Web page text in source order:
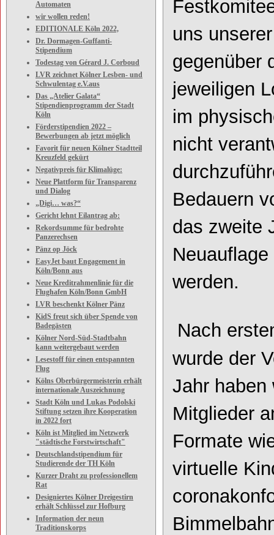
Automaten
wir wollen reden!
EDITIONALE Köln 2022,
Dr. Dormagen-Guffanti-
Stipendium
Todestag von Gérard J. Corboud
LVR zeichnet Kölner Lesben- und
Schwulentag e.V.aus
Das „Atelier Galata“
Stipendienprogramm der Stadt
Köln
Förderstipendien 2022 –
Bewerbungen ab jetzt möglich
Favorit für neuen Kölner Stadtteil
Kreuzfeld gekürt
Negativpreis für Klimalüge:
Neue Plattform für Transparenz
und Dialog
„Digi… was?“
Gericht lehnt Eilantrag ab:
Rekordsumme für bedrohte
Panzerechsen
Pänz op Jöck
EasyJet baut Engagement in
Köln/Bonn aus
Neue Kreditrahmenlinie für die
Flughafen Köln/Bonn GmbH
LVR beschenkt Kölner Pänz
KidS freut sich über Spende von
Badegästen
Kölner Nord-Süd-Stadtbahn
kann weitergebaut werden
Lesestoff für einen entspannten
Flug
Kölns Oberbürgermeisterin erhält
internationale Auszeichnung
Stadt Köln und Lukas Podolski
Stiftung setzen ihre Kooperation
in 2022 fort
Köln ist Mitglied im Netzwerk
"städtische Forstwirtschaft"
Deutschlandstipendium für
Studierende der TH Köln
Kurzer Draht zu professionellem
Rat
Designiertes Kölner Dreigestirn
erhält Schlüssel zur Hofburg
Information der neun
Traditionskorps
uns
gegenüber
jeweiligen
im
nicht
Bedauern
das zweite
werden.
Nach
wurde der
Jahr haben
Mitglieder
Formate
virtuelle